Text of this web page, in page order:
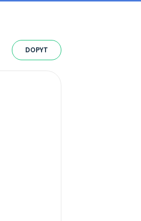
Toggle theme
DOPYT